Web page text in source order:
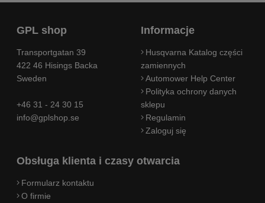
GPL shop
Transportgatan 39
422 46 Hisings Backa
Sweden
+46 31 - 24 30 15
info@gplshop.se
Informacje
Husqvarna Katalog części
zamiennych
Automower Help Center
Polityka ochrony danych
sklepu
Regulamin
Zaloguj się
Obsługa klienta i czasy otwarcia
Formularz kontaktu
O firmie